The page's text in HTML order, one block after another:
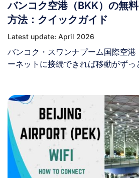
AirportTrueFreeWiFi」または「@
NT」ネットワークを通じて、DTAC
す。利用にはユーザー名とパスワー
プーケット空港の無料Wi-Fiにはど
か？ プーケット空港の無料Wi-Fiは
バンコク空港（BKK）の無
方法：クイックガイド
Latest update: April 2026
バンコク・スワンナプーム国際空港
ーネットに接続できれば移動がずっ
ずっとインターネットに接続し続
します。 I. BKK空港には無料Wi-Fi
スワンナプーム国際空港（BKK）
無料Wi-Fiを利用できます。 BKK空
無線ネットワークのいずれかに接
このサービスを利用するには、空
カウンターで搭乗券を提示し、ユ